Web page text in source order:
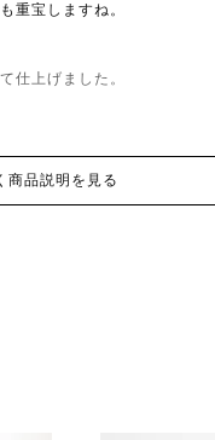
重宝しますね。
仕上げました。
商品説明を見る